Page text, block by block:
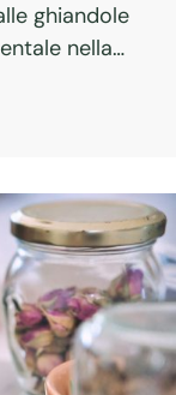
ghiandole
nella
al